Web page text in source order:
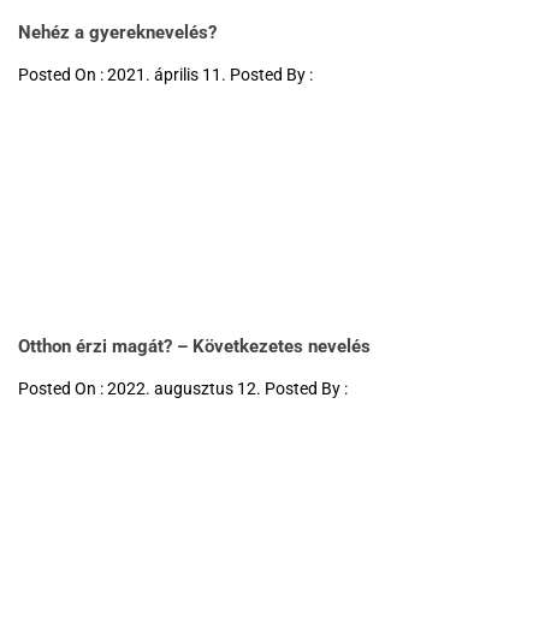
Nehéz a gyereknevelés?
Posted On : 2021. április 11. Posted By :
Otthon érzi magát? – Következetes nevelés
Posted On : 2022. augusztus 12. Posted By :